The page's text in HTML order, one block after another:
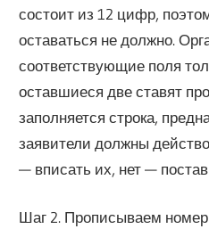
состоит из 12 цифр,
оставаться не должно.
соответствующие поля
оставшиеся две ставят
заполняется строка,
заявители должны
— вписать их, нет —
Шаг 2. Прописываем